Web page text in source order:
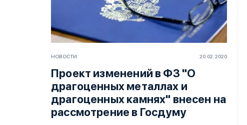
НОВОСТИ 20.02.2020
Проект изменений в ФЗ "О
драгоценных металлах и
драгоценных камнях" внесен на
рассмотрение в Госдуму